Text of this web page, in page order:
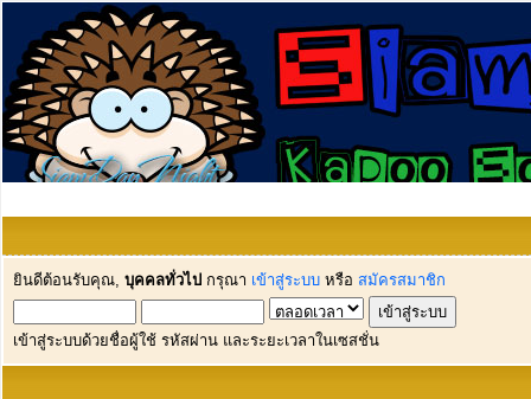
ยินดีต้อนรับคุณ, บุคคลทั่วไป กรุณา เข้าสู่ระบบ หรือ สมัครสมาชิก
เข้าสู่ระบบด้วยชื่อผู้ใช้ รหัสผ่าน และระยะเวลาในเซสชั่น